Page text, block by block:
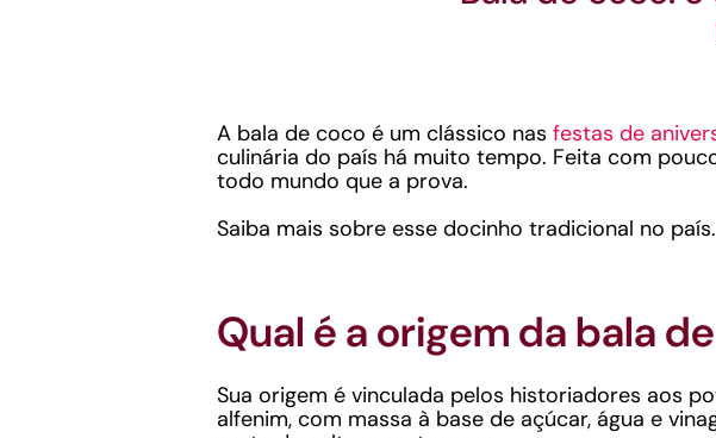
A bala de coco é um clássico nas festas de
culinária do país há muito tempo. Feita com
todo mundo que a prova.
Saiba mais sobre esse docinho tradicional no país.
Qual é a origem da bala
Sua origem é vinculada pelos historiadores aos
alfenim, com massa à base de açúcar, água e